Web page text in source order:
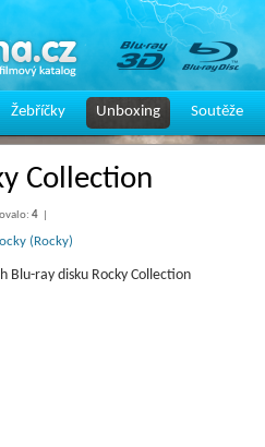
Žebříčky Unboxing Soutěže
Collection
4
(Rocky)
Blu-ray disku Rocky Collection